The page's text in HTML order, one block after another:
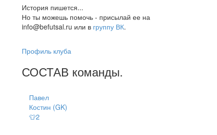
История пишется...
Но ты можешь помочь - присылай ее на
info@befutsal.ru или в группу ВК.
Профиль клуба
СОСТАВ команды.
Павел
Костин (GK)
👕2